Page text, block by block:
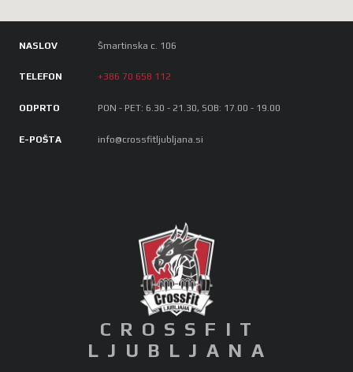
NASLOV Šmartinska c. 106
TELEFON +386 70 658 112
ODPRTO PON - PET: 6.30 - 21.30, SOB: 17.00 - 19.00
E-POŠTA info@crossfitljubljana.si
CROSSFIT
LJUBLJANA